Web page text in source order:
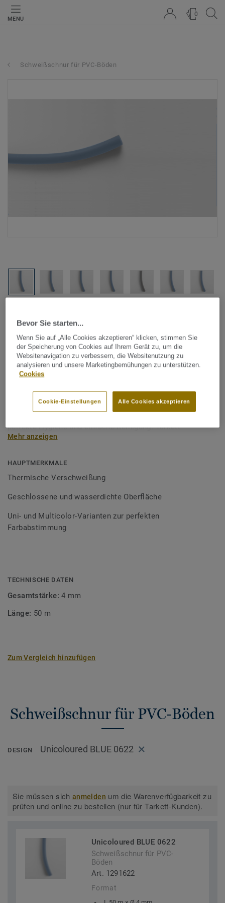
MENU
0
Schweißschnur für PVC-Böden
Tarkett Zubehör Komplettsortiment|Schweißschnüre
Schweißschnur für PVC-Böden
- Unicoloured BLUE 0622
Schweißschnüre werden zur thermischen Verschweißung
zweier PVC-Bahnen verwendet und sorgen für eine
wasserdichte und geschlossene Oberfläche, Grundlage für
perfekte Hygiene und einfache Reinigung. Tarkett
Schweißschnüre sind erhältlich in den Varianten Uni und
Bodenbelagssortiment abgestimmt. Durch die Verwendung
von Kontrastfarben lassen sich auch besondere
Mehr anzeigen
HAUPTMERKMALE
Thermische Verschweißung
Geschlossene und wasserdichte Oberfläche
Uni- und Multicolor-Varianten zur perfekten
Farbabstimmung
TECHNISCHE DATEN
Gesamtstärke:4 mm
Länge: 50 m
Zum Vergleich hinzufügen
Schweißschnur für PVC-Böden
DESIGN Unicoloured BLUE 0622
Sie müssen sichanmelden um die Warenverfügbarkeit zu
prüfen und online zu bestellen (nur für Tarkett-Kunden).
Unicoloured BLUE 0622
Schweißschnur für PVC-
Böden
Art. 1291622
Format
Bevor Sie starten...
Wenn Sie auf „Alle Cookies akzeptieren“ klicken, stimmen Sie
der Speicherung von Cookies auf Ihrem Gerät zu, um die
Websitenavigation zu verbessern, die Websitenutzung zu
analysieren und unsere Marketingbemühungen zu unterstützen.
Cookies
Alle Cookies akzeptieren
Cookie-Einstellungen